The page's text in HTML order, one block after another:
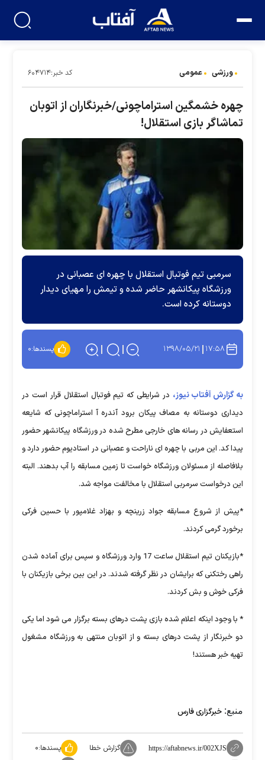
ورزشی عمومی کد خبر:۶۰۴۷۱۴
چهره خشمگین استراماچونی/خبرنگاران از اتوبان
تماشاگر بازی استقلال!
سرمبی تیم فوتبال استقلال با چهره ای عصبانی در
ورزشگاه پیکانشهر حاضر شده و تیمش را مهیای دیدار
دوستانه کرده است.
۱۷:۵۸ ۱۳۹۸/۰۵/۲۱ پسندها:۰
به گزارش آفتاب نیوز، در شرایطی که تیم فوتبال استقلال قرار است در
دیداری دوستانه به مصاف پیکان برود آندره آ استراماچونی که شایعه
استعفایش در رسانه های خارجی مطرح شده در ورزشگاه پیکانشهر حضور
پیدا کد. این مربی با چهره ای ناراحت و عصبانی در استادیوم حضور دارد و
بلافاصله از مسئولان ورزشگاه خواست تا زمین مسابقه را آب بدهند. البته
این درخواست سرمربی استقلال با مخالفت مواجه شد.
*پیش از شروع مسابقه جواد زرینچه و بهزاد غلامپور با حسین فرکی
برخورد گرمی کردند.
*بازیکنان تیم استقلال ساعت 17 وارد ورزشگاه و سپس برای آماده شدن
راهی رختکنی که برایشان در نظر گرفته شدند. در این بین برخی بازیکنان با
فرکی خوش و بش کردند.
* با وجود اینکه اعلام شده بازی پشت درهای بسته برگزار می شود اما یکی
دو خبرنگار از پشت درهای بسته و از اتوبان منتهی به ورزشگاه مشغول
تهیه خبر هستند!
منبع: خبرگزاری فارس
https://aftabnews.ir/002XJS گزارش خطا پسندها:۰